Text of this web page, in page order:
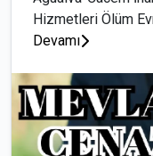
Hizmetleri Ölüm
Devamı